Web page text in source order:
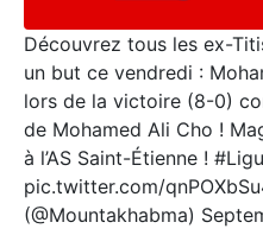
Découvrez tous les ex-
un but ce vendredi :
lors de la victoire (8-0)
de Mohamed Ali Cho !
à l’AS Saint-Étienne !
pic.twitter.com/
(@Mountakhabma)